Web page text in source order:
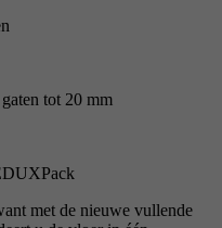
tot 20 mm
met de nieuwe vullende